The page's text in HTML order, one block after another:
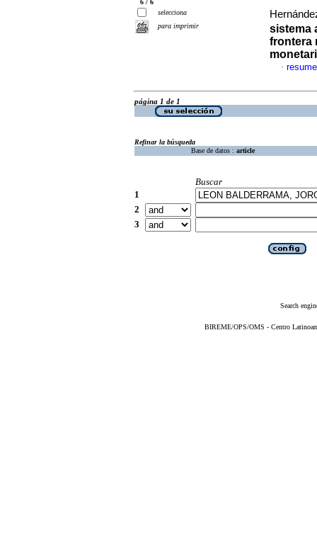
6 / 6
selecciona
para imprimir
sistema
frontera
·
página 1 de 1
Refinar la búsqueda
Base de datos : article
Buscar
1
2
3
Search
BIREME/OPS/OMS - Centro